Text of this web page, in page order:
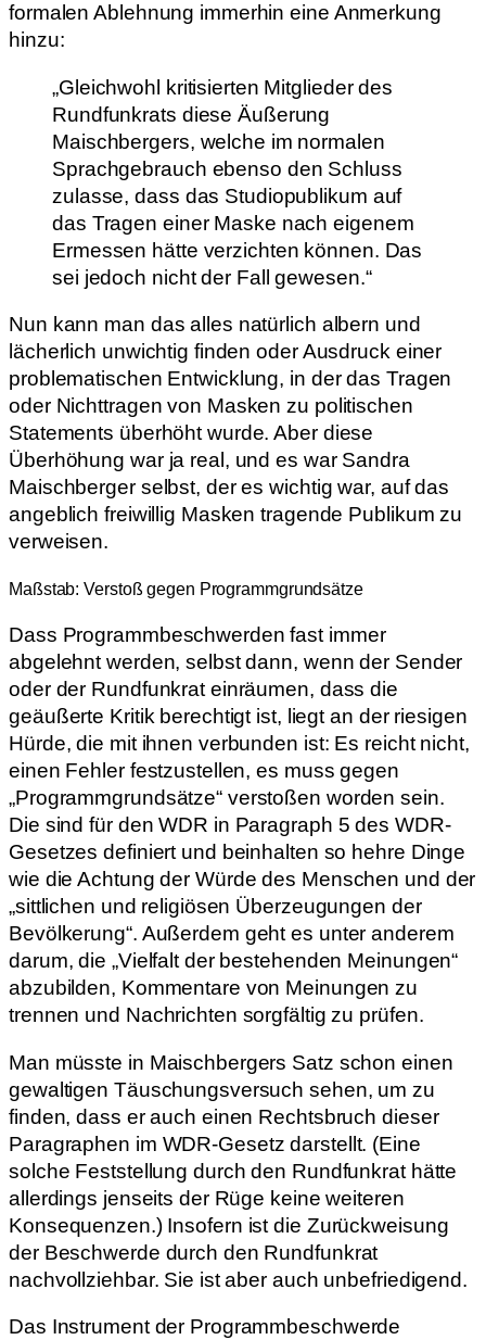
formalen Ablehnung immerhin eine Anmerkung
hinzu:
„Gleichwohl kritisierten Mitglieder des
Rundfunkrats diese Äußerung
Maischbergers, welche im normalen
Sprachgebrauch ebenso den Schluss
zulasse, dass das Studiopublikum auf
das Tragen einer Maske nach eigenem
Ermessen hätte verzichten können. Das
sei jedoch nicht der Fall gewesen.“
Nun kann man das alles natürlich albern und
lächerlich unwichtig finden oder Ausdruck einer
problematischen Entwicklung, in der das Tragen
oder Nichttragen von Masken zu politischen
Statements überhöht wurde. Aber diese
Überhöhung war ja real, und es war Sandra
Maischberger selbst, der es wichtig war, auf das
angeblich freiwillig Masken tragende Publikum zu
verweisen.
Maßstab: Verstoß gegen Programmgrundsätze
Dass Programmbeschwerden fast immer
abgelehnt werden, selbst dann, wenn der Sender
oder der Rundfunkrat einräumen, dass die
geäußerte Kritik berechtigt ist, liegt an der riesigen
Hürde, die mit ihnen verbunden ist: Es reicht nicht,
einen Fehler festzustellen, es muss gegen
„Programmgrundsätze“ verstoßen worden sein.
Die sind für den WDR in Paragraph 5 des WDR-
Gesetzes definiert und beinhalten so hehre Dinge
wie die Achtung der Würde des Menschen und der
„sittlichen und religiösen Überzeugungen der
Bevölkerung“. Außerdem geht es unter anderem
darum, die „Vielfalt der bestehenden Meinungen“
abzubilden, Kommentare von Meinungen zu
trennen und Nachrichten sorgfältig zu prüfen.
Man müsste in Maischbergers Satz schon einen
gewaltigen Täuschungsversuch sehen, um zu
finden, dass er auch einen Rechtsbruch dieser
Paragraphen im WDR-Gesetz darstellt. (Eine
solche Feststellung durch den Rundfunkrat hätte
allerdings jenseits der Rüge keine weiteren
Konsequenzen.) Insofern ist die Zurückweisung
der Beschwerde durch den Rundfunkrat
nachvollziehbar. Sie ist aber auch unbefriedigend.
Das Instrument der Programmbeschwerde